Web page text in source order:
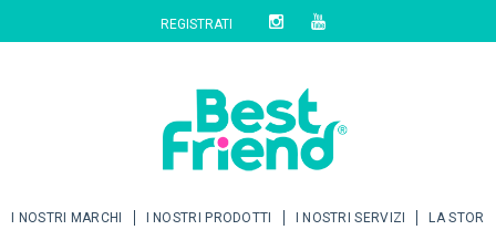
REGISTRATI
I NOSTRI MARCHI I NOSTRI PRODOTTI I NOSTRI SERVIZI LA